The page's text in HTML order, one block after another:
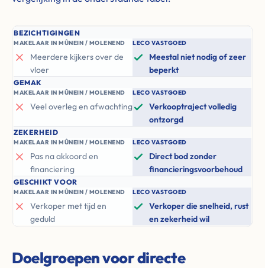
BEZICHTIGINGEN
MAKELAAR IN MÛNEIN / MOLENEND
Meerdere kijkers over de
vloer
LECO VASTGOED
Meestal niet nodig of zeer
beperkt
GEMAK
MAKELAAR IN MÛNEIN / MOLENEND
Veel overleg en afwachting
LECO VASTGOED
Verkooptraject volledig
ontzorgd
ZEKERHEID
MAKELAAR IN MÛNEIN / MOLENEND
Pas na akkoord en
financiering
LECO VASTGOED
Direct bod zonder
financieringsvoorbehoud
GESCHIKT VOOR
MAKELAAR IN MÛNEIN / MOLENEND
Verkoper met tijd en
geduld
LECO VASTGOED
Verkoper die snelheid, rust
en zekerheid wil
Doelgroepen voor directe